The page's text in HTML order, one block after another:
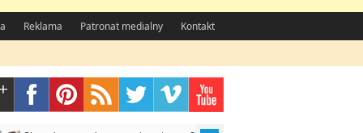
Reklama Patronat medialny Kontakt